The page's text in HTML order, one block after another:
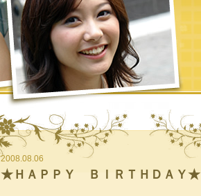
2008.08.06
★ＨＡＰＰＹ ＢＩＲＴＨＤＡＹ★